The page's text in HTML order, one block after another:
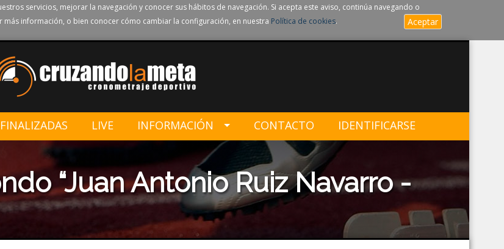
servicios, mejorar la navegación y conocer sus hábitos de navegación. Si acepta este aviso, continúa navegando o
información, o bien conocer cómo cambiar la configuración, en nuestra Política de cookies. Aceptar
LIVE INFORMACIÓN CONTACTO IDENTIFICARSE
“Juan Antonio Ruiz Navarro -